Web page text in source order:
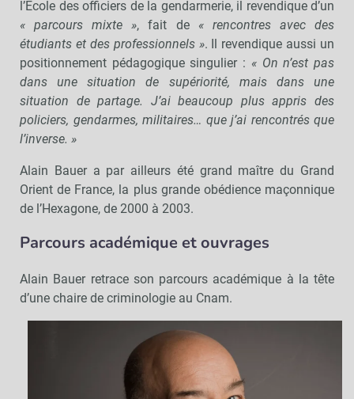
l’École des officiers de la gendarmerie, il revendique d’un
« parcours mixte », fait de « rencontres avec des
étudiants et des professionnels ». Il revendique aussi un
positionnement pédagogique singulier : « On n’est pas
dans une situation de supériorité, mais dans une
situation de partage. J’ai beaucoup plus appris des
policiers, gendarmes, militaires… que j’ai rencontrés que
l’inverse. »
Alain Bauer a par ailleurs été grand maître du Grand
Orient de France, la plus grande obédience maçonnique
de l’Hexagone, de 2000 à 2003.
Parcours académique et ouvrages
Alain Bauer retrace son parcours académique à la tête
d’une chaire de criminologie au Cnam.